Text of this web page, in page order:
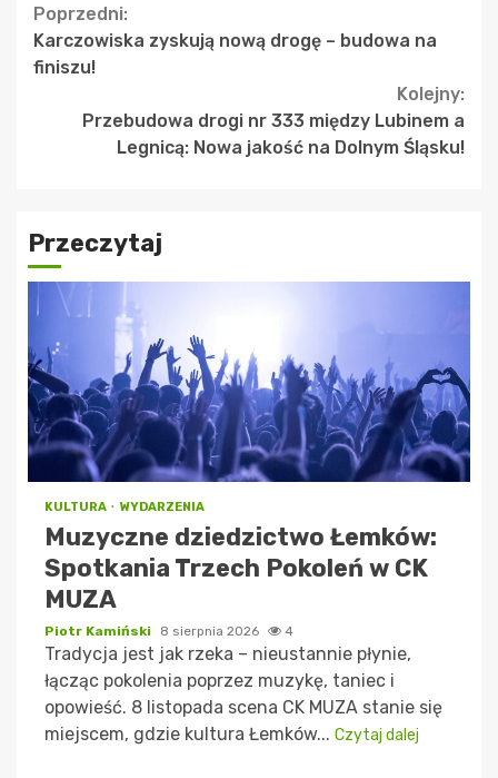
Continue
Reading
Poprzedni:
Karczowiska zyskują nową drogę – budowa na
finiszu!
Kolejny:
Przebudowa drogi nr 333 między Lubinem a
Legnicą: Nowa jakość na Dolnym Śląsku!
Przeczytaj
KULTURA WYDARZENIA
Muzyczne dziedzictwo Łemków:
Spotkania Trzech Pokoleń w CK
MUZA
Piotr Kamiński 8 sierpnia 2026 4
Tradycja jest jak rzeka – nieustannie płynie,
łącząc pokolenia poprzez muzykę, taniec i
opowieść. 8 listopada scena CK MUZA stanie się
miejscem, gdzie kultura Łemków... Czytaj dalej